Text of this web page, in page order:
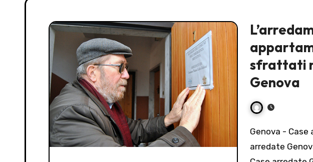
sfrattati
Genova
Genova - Case arredate Genova - Case
arredate